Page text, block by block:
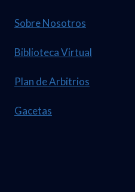
Sobre Nosotros
Biblioteca Virtual
Plan de Arbitrios
Gacetas